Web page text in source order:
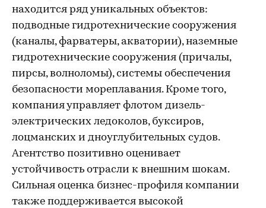
находится ряд уникальных объектов:
подводные гидротехнические сооружения
(каналы, фарватеры, акватории), наземные
гидротехнические сооружения (причалы,
пирсы, волноломы), системы обеспечения
безопасности мореплавания. Кроме того,
компания управляет флотом дизель-
электрических ледоколов, буксиров,
лоцманских и дноуглубительных судов.
Агентство позитивно оценивает
устойчивость отрасли к внешним шокам.
Сильная оценка бизнес-профиля компании
также поддерживается высокой